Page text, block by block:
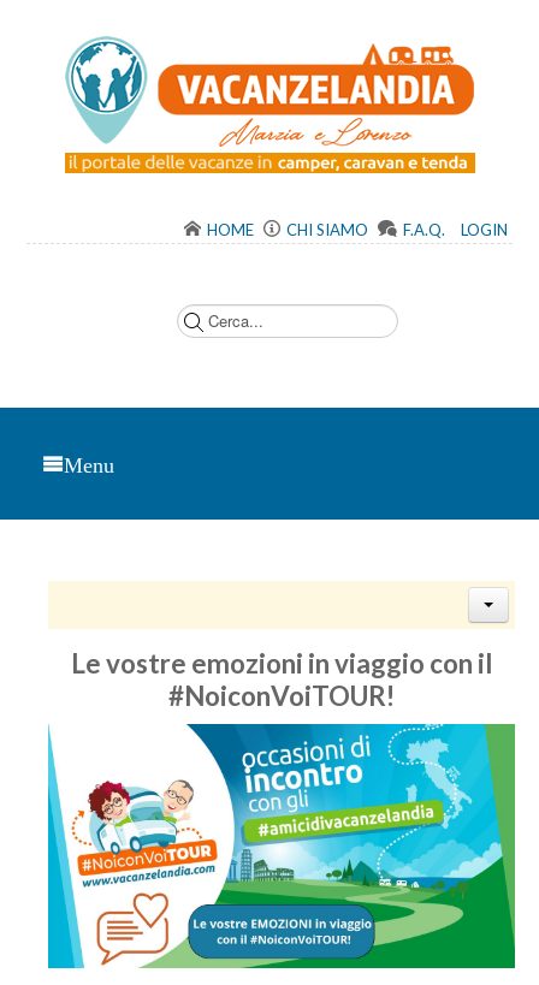
HOME CHI SIAMO F.A.Q. LOGIN
Menu
Le vostre emozioni in viaggio con il
#NoiconVoiTOUR!